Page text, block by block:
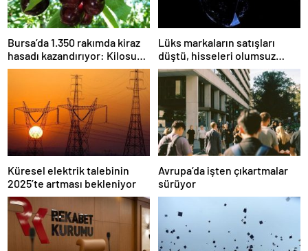
Bursa’da 1.350 rakımda kiraz
hasadı kazandırıyor: Kilosu
80 lira
Lüks markaların satışları
düştü, hisseleri olumsuz
etkilendi
Küresel elektrik talebinin
2025’te artması bekleniyor
Avrupa’da işten çıkartmalar
sürüyor